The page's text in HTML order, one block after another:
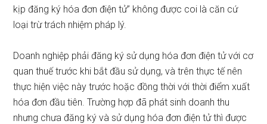
kịp đăng ký hóa đơn điện tử” không được coi là căn cứ
loại trừ trách nhiệm pháp lý.
Doanh nghiệp phải đăng ký sử dụng hóa đơn điện tử với cơ
quan thuế trước khi bắt đầu sử dụng, và trên thực tế nên
thực hiện việc này trước hoặc đồng thời với thời điểm xuất
hóa đơn đầu tiên. Trường hợp đã phát sinh doanh thu
nhưng chưa đăng ký và sử dụng hóa đơn điện tử thì được